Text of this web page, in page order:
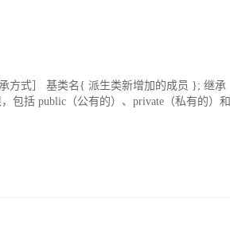
方式］ 基类名{ 派生类新增加的成员 }; 继承
包括 public（公有的）、private（私有的）和